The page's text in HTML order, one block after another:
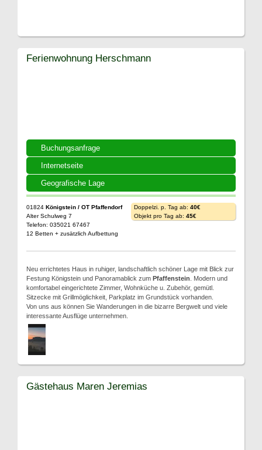
Buchungsanfrage
Internetseite
Geografische Lage
Ferienwohnung Herschmann
01824 Königstein / OT Pfaffendorf
Alter Schulweg 7
Telefon: 035021 67467
12 Betten + zusätzlich Aufbettung
Doppelzi. p. Tag ab: 40€
Objekt pro Tag ab: 45€
Neu errichtetes Haus in ruhiger, landschaftlich schöner Lage mit Blick zur
Festung Königstein und Panoramablick zum Pfaffenstein . Modern und
komfortabel eingerichtete Zimmer, Wohnküche u. Zubehör, gemütl.
Sitzecke mit Grillmöglichkeit, Parkplatz im Grundstück vorhanden.
Von uns aus können Sie Wanderungen in die bizarre Bergwelt und viele
interessante Ausflüge unternehmen.
Gästehaus Maren Jeremias